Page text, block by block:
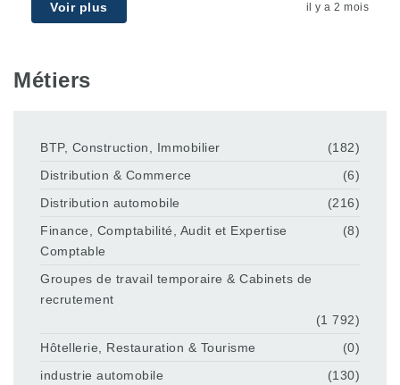
Voir plus il y a 2 mois
Métiers
BTP, Construction, Immobilier
(182)
Distribution & Commerce
(6)
Distribution automobile
(216)
Finance, Comptabilité, Audit et Expertise
Comptable
(8)
Groupes de travail temporaire & Cabinets de
recrutement
(1 792)
Hôtellerie, Restauration & Tourisme
(0)
industrie automobile
(130)